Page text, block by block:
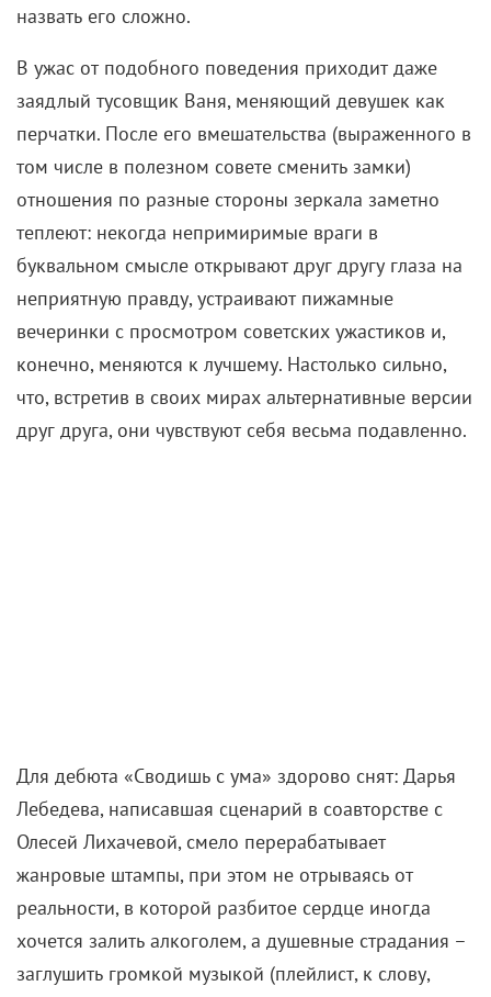
назвать его сложно.
В ужас от подобного поведения приходит даже
заядлый тусовщик Ваня, меняющий девушек как
перчатки. После его вмешательства (выраженного в
том числе в полезном совете сменить замки)
отношения по разные стороны зеркала заметно
теплеют: некогда непримиримые враги в
буквальном смысле открывают друг другу глаза на
неприятную правду, устраивают пижамные
вечеринки с просмотром советских ужастиков и,
конечно, меняются к лучшему. Настолько сильно,
что, встретив в своих мирах альтернативные версии
друг друга, они чувствуют себя весьма подавленно.
Для дебюта «Сводишь с ума» здорово снят: Дарья
Лебедева, написавшая сценарий в соавторстве с
Олесей Лихачевой, смело перерабатывает
жанровые штампы, при этом не отрываясь от
реальности, в которой разбитое сердце иногда
хочется залить алкоголем, а душевные страдания –
заглушить громкой музыкой (плейлист, к слову,